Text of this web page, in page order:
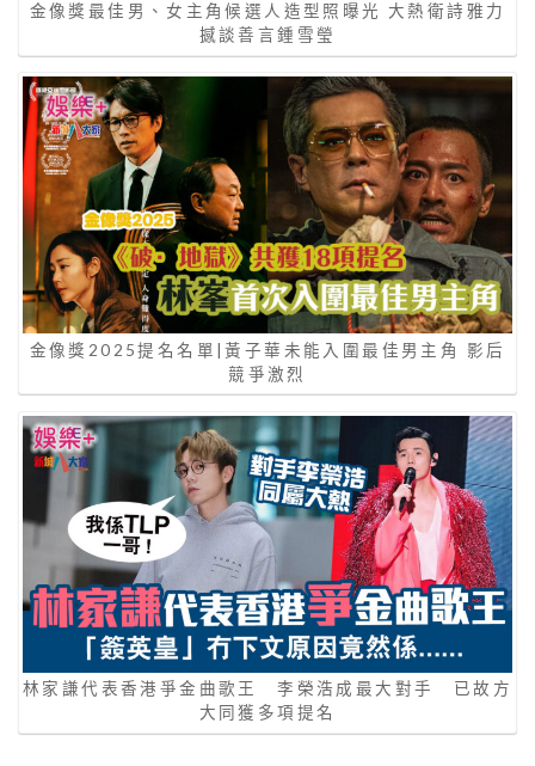
金像獎最佳男、女主角候選人造型照曝光 大熱衛詩雅力
撼談善言鍾雪瑩
金像獎2025提名名單|黃子華未能入圍最佳男主角 影后
競爭激烈
林家謙代表香港爭金曲歌王 李榮浩成最大對手 已故方
大同獲多項提名